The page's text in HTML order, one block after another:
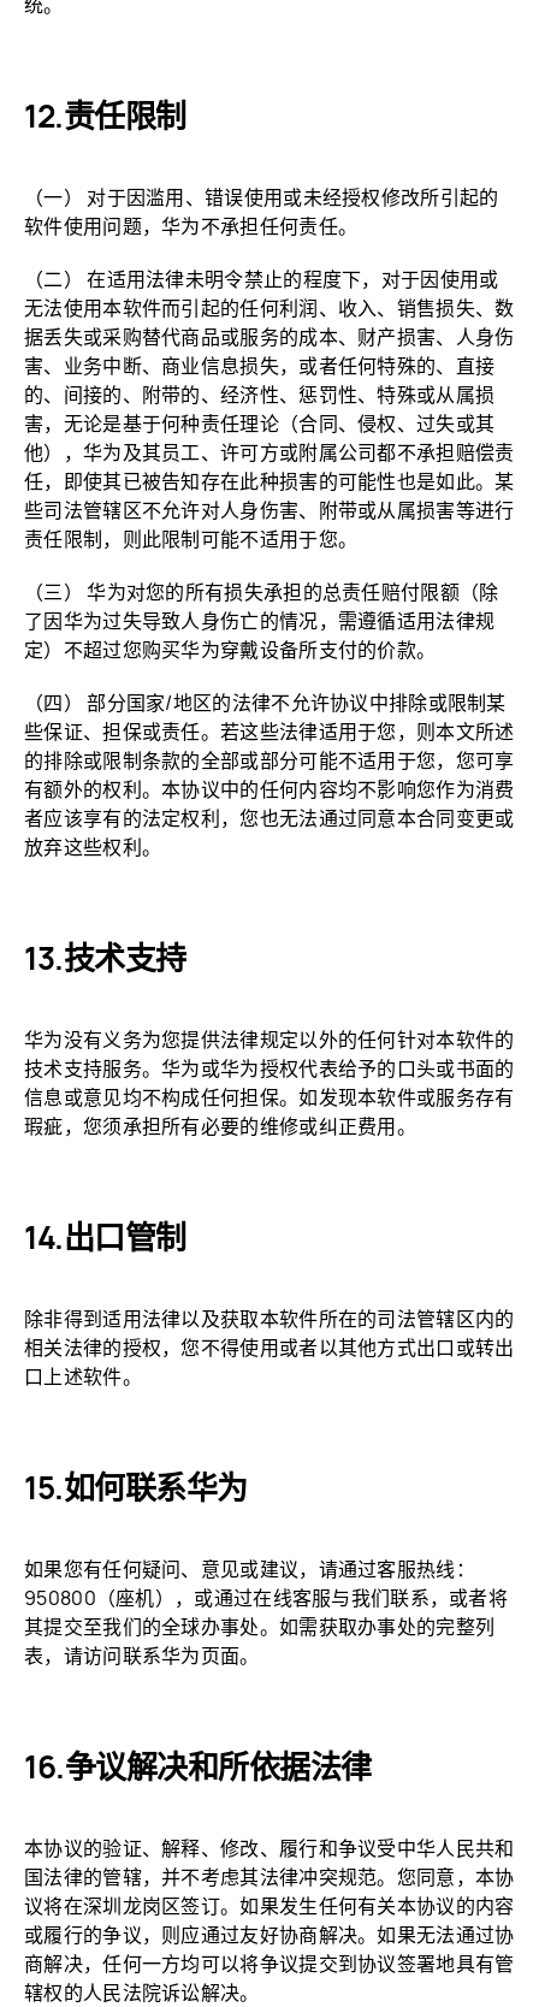
责任限制
（一） 对于因滥用、错误使用或未经授权修改所引起的
软件使用问题，华为不承担任何责任。
（二） 在适用法律未明令禁止的程度下，对于因使用或
无法使用本软件而引起的任何利润、收入、销售损失、数
据丢失或采购替代商品或服务的成本、财产损害、人身伤
害、业务中断、商业信息损失，或者任何特殊的、直接
的、间接的、附带的、经济性、惩罚性、特殊或从属损
害，无论是基于何种责任理论（合同、侵权、过失或其
他），华为及其员工、许可方或附属公司都不承担赔偿责
任，即使其已被告知存在此种损害的可能性也是如此。某
些司法管辖区不允许对人身伤害、附带或从属损害等进行
责任限制，则此限制可能不适用于您。
（三） 华为对您的所有损失承担的总责任赔付限额（除
了因华为过失导致人身伤亡的情况，需遵循适用法律规
定）不超过您购买华为穿戴设备所支付的价款。
（四） 部分国家/地区的法律不允许协议中排除或限制某
些保证、担保或责任。若这些法律适用于您，则本文所述
的排除或限制条款的全部或部分可能不适用于您，您可享
有额外的权利。本协议中的任何内容均不影响您作为消费
者应该享有的法定权利，您也无法通过同意本合同变更或
放弃这些权利。
技术支持
华为没有义务为您提供法律规定以外的任何针对本软件的
技术支持服务。华为或华为授权代表给予的口头或书面的
信息或意见均不构成任何担保。如发现本软件或服务存有
瑕疵，您须承担所有必要的维修或纠正费用。
出口管制
除非得到适用法律以及获取本软件所在的司法管辖区内的
相关法律的授权，您不得使用或者以其他方式出口或转出
口上述软件。
如何联系华为
如果您有任何疑问、意见或建议，请通过客服热线：
950800（座机），或通过在线客服与我们联系，或者将
其提交至我们的全球办事处。如需获取办事处的完整列
表，请访问联系华为页面。
争议解决和所依据法律
本协议的验证、解释、修改、履行和争议受中华人民共和
国法律的管辖，并不考虑其法律冲突规范。您同意，本协
议将在深圳龙岗区签订。如果发生任何有关本协议的内容
或履行的争议，则应通过友好协商解决。如果无法通过协
商解决，任何一方均可以将争议提交到协议签署地具有管
辖权的人民法院诉讼解决。